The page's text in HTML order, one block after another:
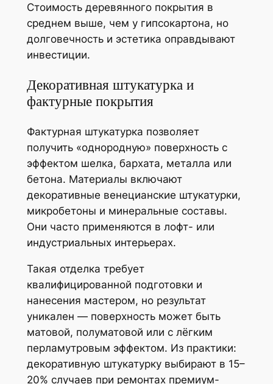
Стоимость деревянного покрытия в
среднем выше, чем у гипсокартона, но
долговечность и эстетика оправдывают
инвестиции.
Декоративная штукатурка и
фактурные покрытия
Фактурная штукатурка позволяет
получить «однородную» поверхность с
эффектом шелка, бархата, металла или
бетона. Материалы включают
декоративные венецианские штукатурки,
микробетоны и минеральные составы.
Они часто применяются в лофт- или
индустриальных интерьерах.
Такая отделка требует
квалифицированной подготовки и
нанесения мастером, но результат
уникален — поверхность может быть
матовой, полуматовой или с лёгким
перламутровым эффектом. Из практики:
декоративную штукатурку выбирают в 15–
20% случаев при ремонтах премиум-